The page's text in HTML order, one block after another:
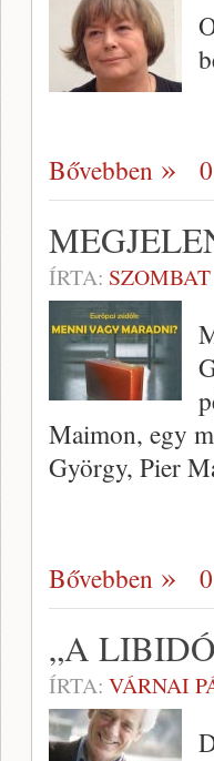
Bővebben
ÍRTA: SZOMBAT
Maimon, egy
György, Pier
Bővebben
„A
ÍRTA: VÁRNAI